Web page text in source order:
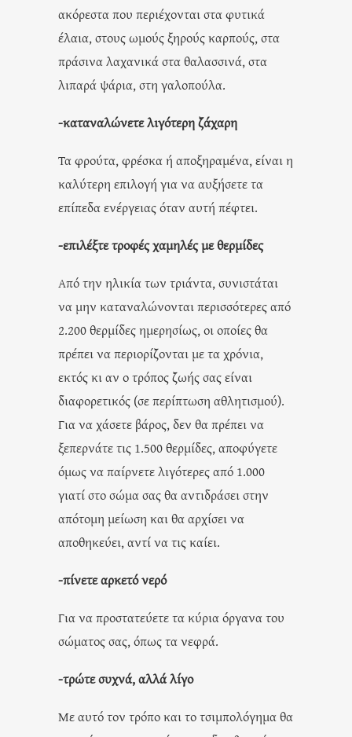
ακόρεστα που περιέχονται στα φυτικά
έλαια, στους ωμούς ξηρούς καρπούς, στα
πράσινα λαχανικά στα θαλασσινά, στα
λιπαρά ψάρια, στη γαλοπούλα.
-καταναλώνετε λιγότερη ζάχαρη
Τα φρούτα, φρέσκα ή αποξηραμένα, είναι η
καλύτερη επιλογή για να αυξήσετε τα
επίπεδα ενέργειας όταν αυτή πέφτει.
-επιλέξτε τροφές χαμηλές με θερμίδες
Από την ηλικία των τριάντα, συνιστάται
να μην καταναλώνονται περισσότερες από
2.200 θερμίδες ημερησίως, οι οποίες θα
πρέπει να περιορίζονται με τα χρόνια,
εκτός κι αν ο τρόπος ζωής σας είναι
διαφορετικός (σε περίπτωση αθλητισμού).
Για να χάσετε βάρος, δεν θα πρέπει να
ξεπερνάτε τις 1.500 θερμίδες, αποφύγετε
όμως να παίρνετε λιγότερες από 1.000
γιατί στο σώμα σας θα αντιδράσει στην
απότομη μείωση και θα αρχίσει να
αποθηκεύει, αντί να τις καίει.
-πίνετε αρκετό νερό
Για να προστατεύετε τα κύρια όργανα του
σώματος σας, όπως τα νεφρά.
-τρώτε συχνά, αλλά λίγο
Με αυτό τον τρόπο και το τσιμπολόγημα θα